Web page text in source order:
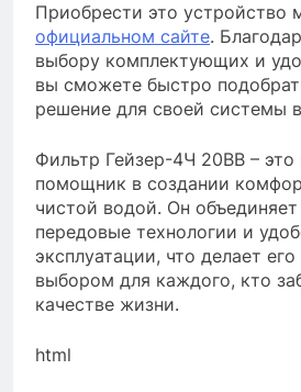
Приобрести это устройство
официальном сайте.
выбору комплектующих и
вы сможете быстро
решение для своей системы
Фильтр Гейзер-4Ч 20BB –
помощник в создании
чистой водой. Он объединяет
передовые технологии и
эксплуатации, что делает
выбором для каждого, кто
качестве жизни.
html